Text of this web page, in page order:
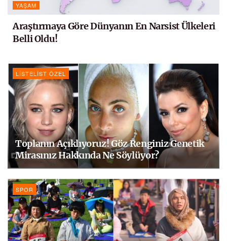
YAŞAM
Araştırmaya Göre Dünyanın En Narsist Ülkeleri
Belli Oldu!
LISTELIST ÖZEL
Toplanın Açıklıyoruz! Göz Renginiz Genetik
Mirasınız Hakkında Ne Söylüyor?
SPOR